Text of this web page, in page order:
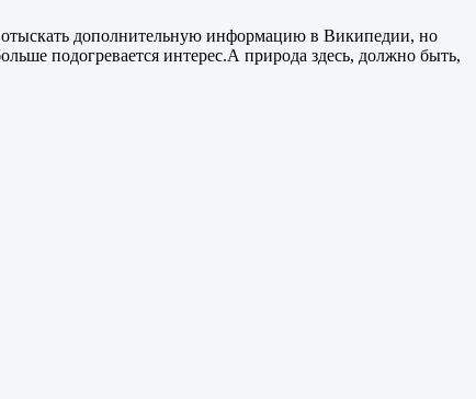
дополнительную информацию в Википедии, но
подогревается интерес.А природа здесь, должно быть,